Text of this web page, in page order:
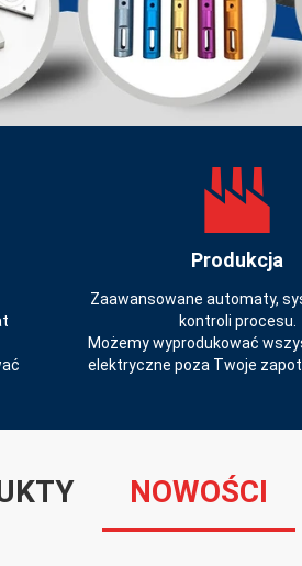
Produkcja
Zaawansowane automaty,
kontroli procesu.
Możemy wyprodukować
elektryczne poza Twoje
NOWOŚCI